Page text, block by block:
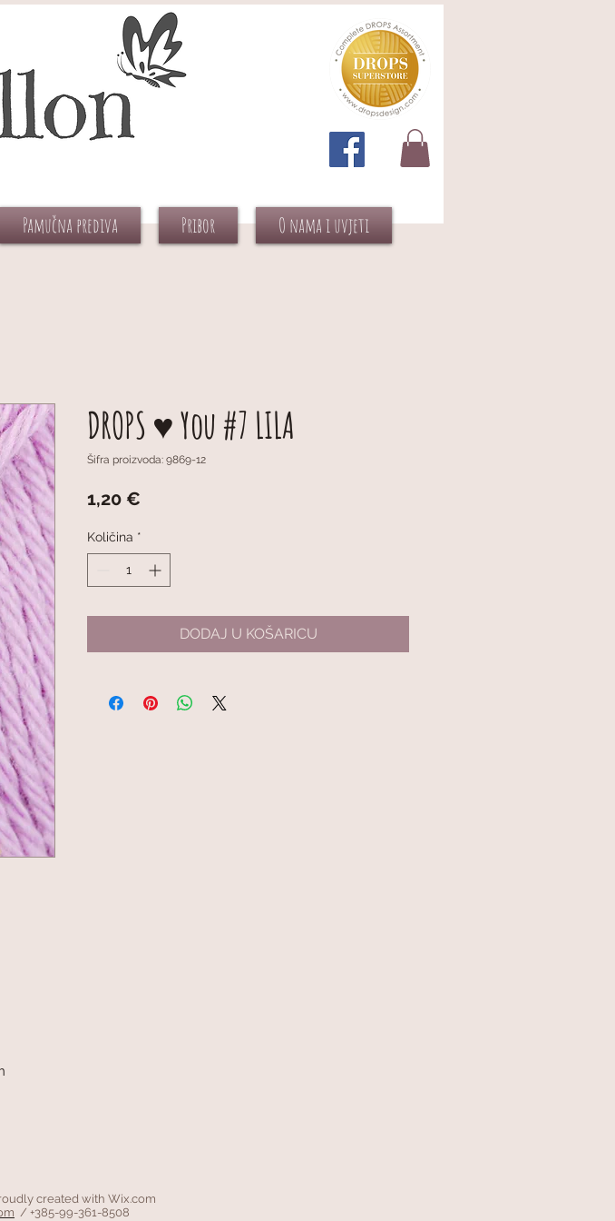
Pamučna prediva Pribor O nama i uvjeti
DROPS ♥ You #7 LILA
Šifra proizvoda: 9869-12
1,20 €
Količina *
DODAJ U KOŠARICU
created with Wix.com
/ +385-99-361-8508